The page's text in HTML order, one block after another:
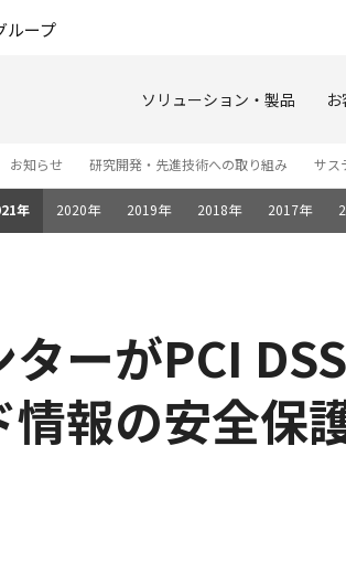
ループ
ソリューション・製品
お知らせ 研究開発・先進技術への取り組み サス
年 2020年 2019年 2018年 2017年
ーがPCI
報の安全保